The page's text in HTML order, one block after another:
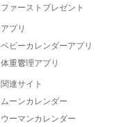
ファーストプレゼント
アプリ
ベビーカレンダーアプリ
体重管理アプリ
関連サイト
ムーンカレンダー
ウーマンカレンダー